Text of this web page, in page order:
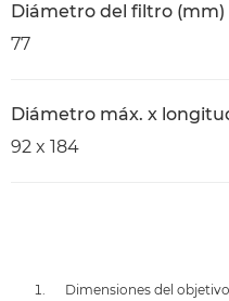
Diámetro del filtro (mm)
77
Diámetro máx. x
92 x 184
Dimensiones del